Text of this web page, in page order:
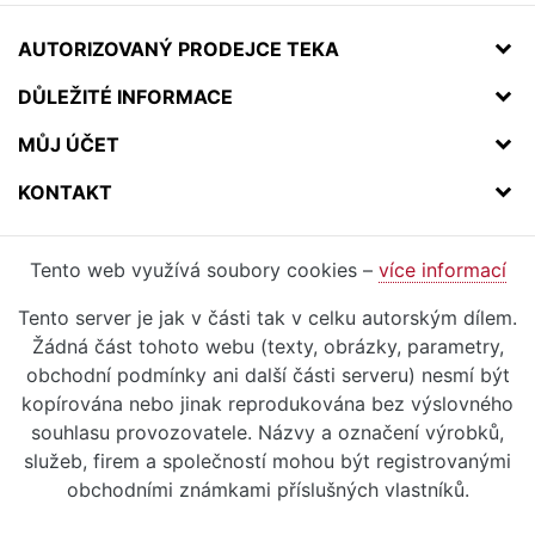
AUTORIZOVANÝ PRODEJCE TEKA
DŮLEŽITÉ INFORMACE
MŮJ ÚČET
KONTAKT
Tento web využívá soubory cookies – více informací
Tento server je jak v části tak v celku autorským dílem.
Žádná část tohoto webu (texty, obrázky, parametry,
obchodní podmínky ani další části serveru) nesmí být
kopírována nebo jinak reprodukována bez výslovného
souhlasu provozovatele. Názvy a označení výrobků,
služeb, firem a společností mohou být registrovanými
obchodními známkami příslušných vlastníků.